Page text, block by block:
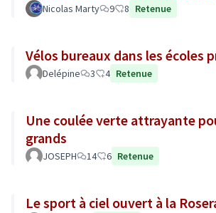
Nicolas Marty 9 8 Retenue
Vélos bureaux dans les écoles
Delépine 3 4 Retenue
Une coulée verte attrayante
grands
JOSEPH 14 6 Retenue
Le sport à ciel ouvert à la